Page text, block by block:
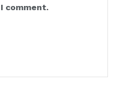
comment.